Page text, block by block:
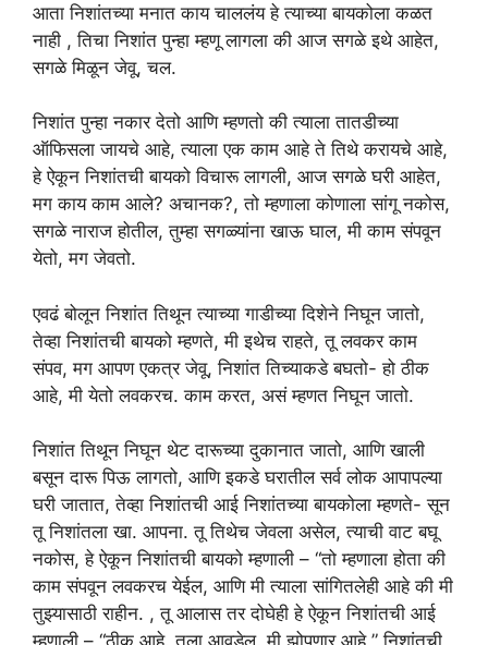
आता निशांतच्या मनात काय चाललंय हे त्याच्या बायकोला कळत
नाही , तिचा निशांत पुन्हा म्हणू लागला की आज सगळे इथे आहेत,
सगळे मिळून जेवू, चल.
निशांत पुन्हा नकार देतो आणि म्हणतो की त्याला तातडीच्या
ऑफिसला जायचे आहे, त्याला एक काम आहे ते तिथे करायचे आहे,
हे ऐकून निशांतची बायको विचारू लागली, आज सगळे घरी आहेत,
मग काय काम आले? अचानक?, तो म्हणाला कोणाला सांगू नकोस,
सगळे नाराज होतील, तुम्हा सगळ्यांना खाऊ घाल, मी काम संपवून
येतो, मग जेवतो.
एवढं बोलून निशांत तिथून त्याच्या गाडीच्या दिशेने निघून जातो,
तेव्हा निशांतची बायको म्हणते, मी इथेच राहते, तू लवकर काम
संपव, मग आपण एकत्र जेवू, निशांत तिच्याकडे बघतो- हो ठीक
आहे, मी येतो लवकरच. काम करत, असं म्हणत निघून जातो.
निशांत तिथून निघून थेट दारूच्या दुकानात जातो, आणि खाली
बसून दारू पिऊ लागतो, आणि इकडे घरातील सर्व लोक आपापल्या
घरी जातात, तेव्हा निशांतची आई निशांतच्या बायकोला म्हणते- सून
तू निशांतला खा. आपना. तू तिथेच जेवला असेल, त्याची वाट बघू
नकोस, हे ऐकून निशांतची बायको म्हणाली – “तो म्हणाला होता की
काम संपवून लवकरच येईल, आणि मी त्याला सांगितलेही आहे की मी
तुझ्यासाठी राहीन. , तू आलास तर दोघेही हे ऐकून निशांतची आई